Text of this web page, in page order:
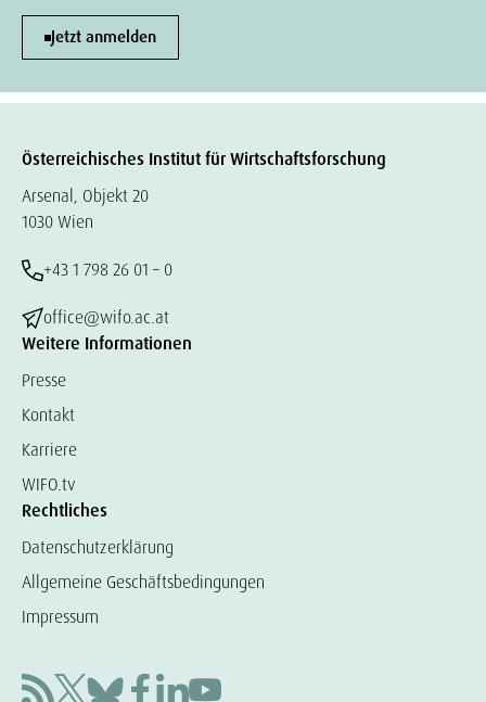
Jetzt anmelden
Österreichisches Institut für Wirtschaftsforschung
Arsenal, Objekt 20
1030 Wien
+43 1 798 26 01 – 0
office@wifo.ac.at
Weitere Informationen
Presse
Kontakt
Karriere
WIFO.tv
Rechtliches
Datenschutzerklärung
Allgemeine Geschäftsbedingungen
Impressum